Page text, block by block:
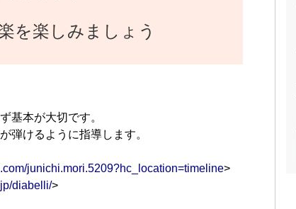
を楽しみましょう
基本が大切です。
弾けるように指導します。
junichi.mori.5209?hc_location=timeline>
diabelli/>